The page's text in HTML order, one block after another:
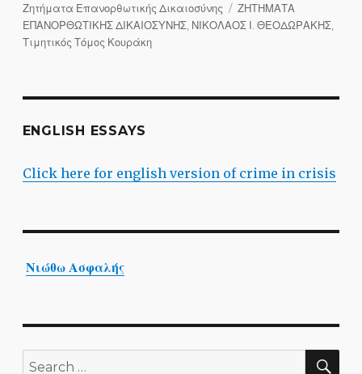
Categories
Ζητήματα Επανορθωτικής Δικαιοσύνης Tags
ΖΗΤΗΜΑΤΑ
ΕΠΑΝΟΡΘΩΤΙΚΗΣ ΔΙΚΑΙΟΣΥΝΗΣ, ΝΙΚΟΛΑΟΣ Ι. ΘΕΟΔΩΡΑΚΗΣ,
Τιμητικός Τόμος Κουράκη
ENGLISH ESSAYS
Click here for english version of crime in crisis
Νιώθω Ασφαλής
Search